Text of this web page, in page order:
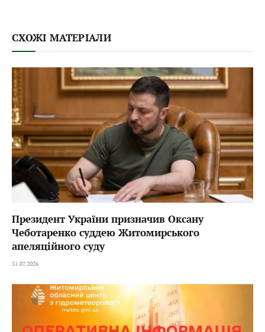
СХОЖІ МАТЕРІАЛИ
Президент України призначив Оксану
Чеботаренко суддею Житомирського
апеляційного суду
31.07.2026